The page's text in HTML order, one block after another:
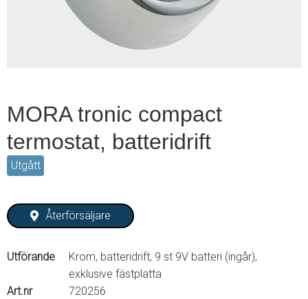
MORA tronic compact
termostat, batteridrift
Utgått
Återförsäljare
Utförande
Krom, batteridrift, 9 st 9V batteri (ingår),
exklusive fästplatta
Art.nr
720256